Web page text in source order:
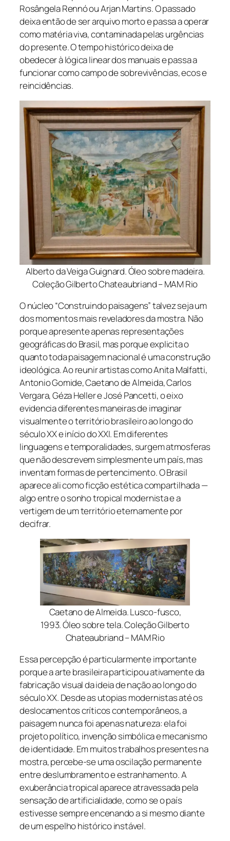
Rosângela Rennó ou Arjan Martins. O passado
deixa então de ser arquivo morto e passa a operar
como matéria viva, contaminada pelas urgências
do presente. O tempo histórico deixa de
obedecer à lógica linear dos manuais e passa a
funcionar como campo de sobrevivências, ecos e
reincidências.
Alberto da Veiga Guignard. Óleo sobre madeira.
Coleção Gilberto Chateaubriand – MAM Rio
O núcleo “Construindo paisagens” talvez seja um
dos momentos mais reveladores da mostra. Não
porque apresente apenas representações
geográficas do Brasil, mas porque explicita o
quanto toda paisagem nacional é uma construção
ideológica. Ao reunir artistas como Anita Malfatti,
Antonio Gomide, Caetano de Almeida, Carlos
Vergara, Géza Heller e José Pancetti, o eixo
evidencia diferentes maneiras de imaginar
visualmente o território brasileiro ao longo do
século XX e início do XXI. Em diferentes
linguagens e temporalidades, surgem atmosferas
que não descrevem simplesmente um país, mas
inventam formas de pertencimento. O Brasil
aparece ali como ficção estética compartilhada —
algo entre o sonho tropical modernista e a
vertigem de um território eternamente por
decifrar.
Caetano de Almeida. Lusco-fusco,
1993. Óleo sobre tela. Coleção Gilberto
Chateaubriand – MAM Rio
Essa percepção é particularmente importante
porque a arte brasileira participou ativamente da
fabricação visual da ideia de nação ao longo do
século XX. Desde as utopias modernistas até os
deslocamentos críticos contemporâneos, a
paisagem nunca foi apenas natureza: ela foi
projeto político, invenção simbólica e mecanismo
de identidade. Em muitos trabalhos presentes na
mostra, percebe-se uma oscilação permanente
entre deslumbramento e estranhamento. A
exuberância tropical aparece atravessada pela
sensação de artificialidade, como se o país
estivesse sempre encenando a si mesmo diante
de um espelho histórico instável.